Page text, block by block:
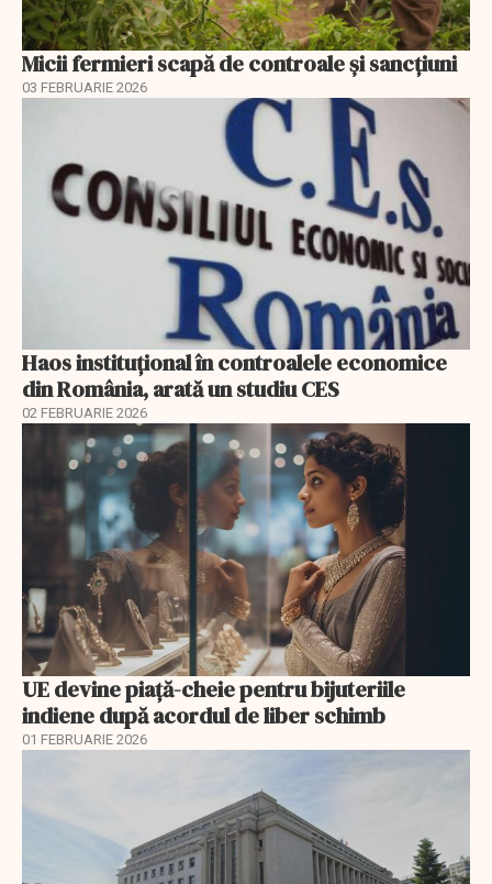
Micii fermieri scapă de controale și sancțiuni
03 FEBRUARIE 2026
Haos instituțional în controalele economice
din România, arată un studiu CES
02 FEBRUARIE 2026
UE devine piață-cheie pentru bijuteriile
indiene după acordul de liber schimb
01 FEBRUARIE 2026